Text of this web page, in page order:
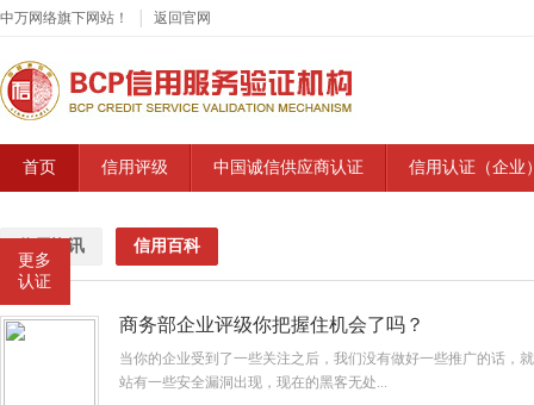
中万网络旗下网站！ 返回官网
首页 信用评级 中国诚信供应商认证 信用认证（企业
信用资讯 信用百科
商务部企业评级你把握住机会了吗？
当你的企业受到了一些关注之后，我们没有做好一些推广的话，
站有一些安全漏洞出现，现在的黑客无处...
更多
认证